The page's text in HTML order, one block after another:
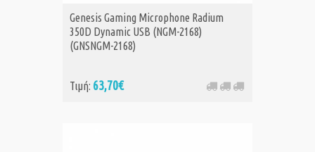
Genesis Gaming Microphone Radium
350D Dynamic USB (NGM-2168)
(GNSNGM-2168)
Τιμή: 63,70€